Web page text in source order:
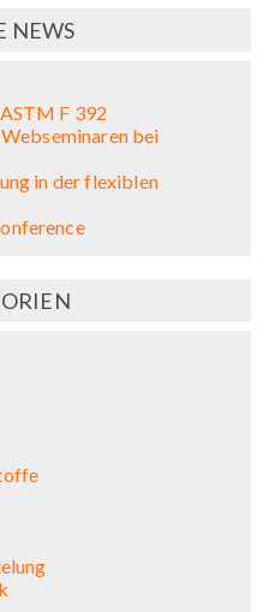
NEWS
F 392
bei
in der flexiblen